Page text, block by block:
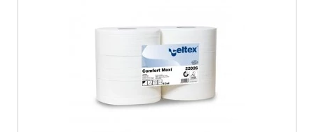
Haute qualité : Tous les produits que nous sélectionnons
sont fabriqués à partir de matériaux de qualité supérieure
pour garantir une performance optimale lors de l'utilisation.
Confort et douceur : Le confort des utilisateurs est notre
priorité. Le papier toilette est doux pour la peau, offrant